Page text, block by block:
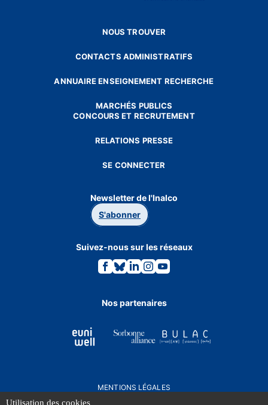
Utilisation des cookies
NOUS TROUVER
CONTACTS ADMINISTRATIFS
ANNUAIRE ENSEIGNEMENT RECHERCHE
MARCHÉS PUBLICS
CONCOURS ET RECRUTEMENT
RELATIONS PRESSE
SE CONNECTER
Newsletter de l'Inalco
S'abonner
Suivez-nous sur les réseaux
Lien
vers
Facebook.
Lien
vers
Bluesky.
Lien
vers
Linkedin.
Lien
vers
Instagram.
Lien
vers
Youtube.
Nos partenaires
MENTIONS LÉGALES
DONNÉES PERSONNELLES